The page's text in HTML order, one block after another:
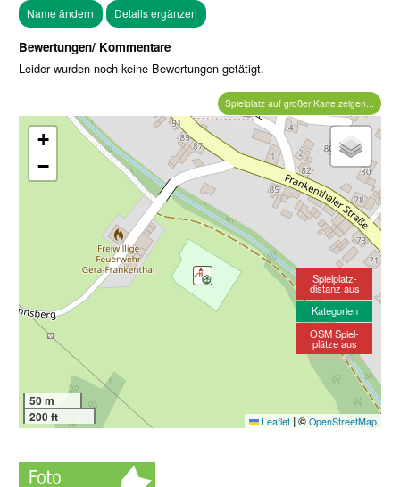
Bewertungen/ Kommentare
Leider wurden noch keine Bewertungen getätigt.
Spielplatz auf großer Karte zeigen...
+
−
50 m
200 ft
Leaflet |© OpenStreetMap
Spielplatz-
distanz aus
Kategorien
OSM Spiel-
plätze aus